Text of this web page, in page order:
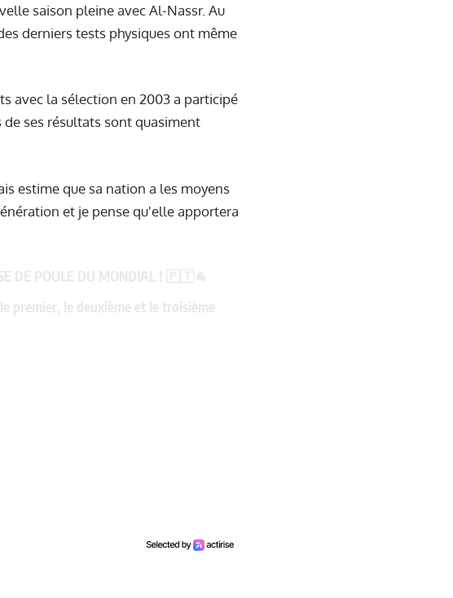
saison pleine avec Al-Nassr. Au
derniers tests physiques ont même
avec la sélection en 2003 a participé
ses résultats sont quasiment
estime que sa nation a les moyens
et je pense qu'elle apportera